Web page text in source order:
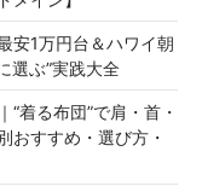
安1万円台＆ハワイ朝
選ぶ”実践大全
着る布団”で肩・首・
おすすめ・選び方・